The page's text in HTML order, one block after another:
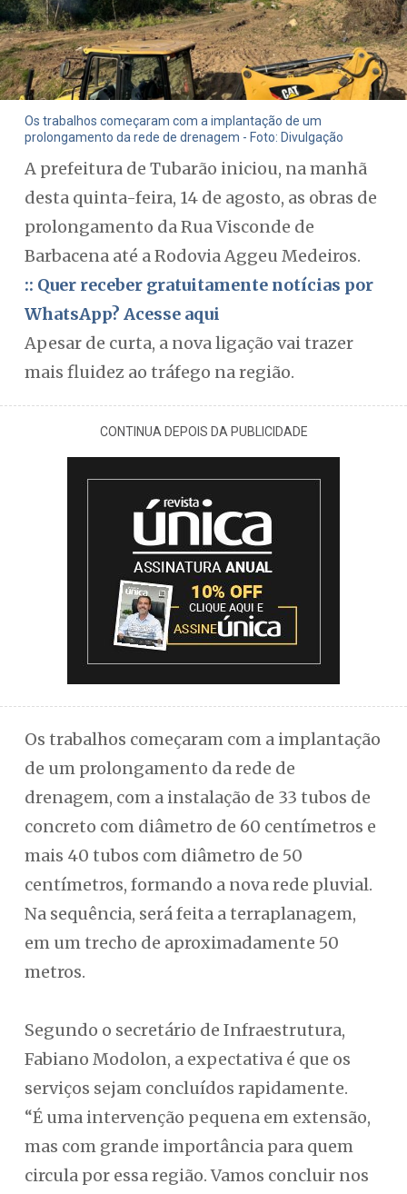
Os trabalhos começaram com a implantação de um
prolongamento da rede de drenagem - Foto: Divulgação
A prefeitura de Tubarão iniciou, na manhã
desta quinta-feira, 14 de agosto, as obras de
prolongamento da Rua Visconde de
Barbacena até a Rodovia Aggeu Medeiros.
:: Quer receber gratuitamente notícias por
WhatsApp? Acesse aqui
Apesar de curta, a nova ligação vai trazer
mais fluidez ao tráfego na região.
CONTINUA DEPOIS DA PUBLICIDADE
Os trabalhos começaram com a implantação
de um prolongamento da rede de
drenagem, com a instalação de 33 tubos de
concreto com diâmetro de 60 centímetros e
mais 40 tubos com diâmetro de 50
centímetros, formando a nova rede pluvial.
Na sequência, será feita a terraplanagem,
em um trecho de aproximadamente 50
metros.
Segundo o secretário de Infraestrutura,
Fabiano Modolon, a expectativa é que os
serviços sejam concluídos rapidamente.
“É uma intervenção pequena em extensão,
mas com grande importância para quem
circula por essa região. Vamos concluir nos